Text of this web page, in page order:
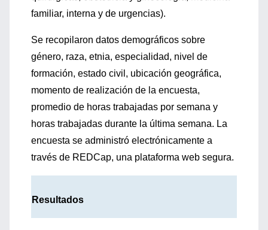
familiar, interna y de urgencias).
Se recopilaron datos demográficos sobre
género, raza, etnia, especialidad, nivel de
formación, estado civil, ubicación geográfica,
momento de realización de la encuesta,
promedio de horas trabajadas por semana y
horas trabajadas durante la última semana. La
encuesta se administró electrónicamente a
través de REDCap, una plataforma web segura.
Resultados